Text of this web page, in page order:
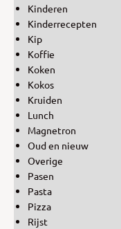
Kinderen
Kinderrecepten
Kip
Koffie
Koken
Kokos
Kruiden
Lunch
Magnetron
Oud en nieuw
Overige
Pasen
Pasta
Pizza
Rijst